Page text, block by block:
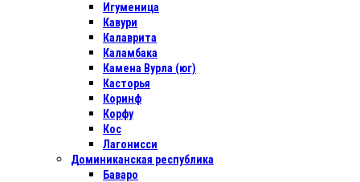
Игуменица
Кавури
Калаврита
Каламбака
Камена Вурла (юг)
Касторья
Коринф
Корфу
Кос
Лагонисси
Доминиканская республика
Баваро